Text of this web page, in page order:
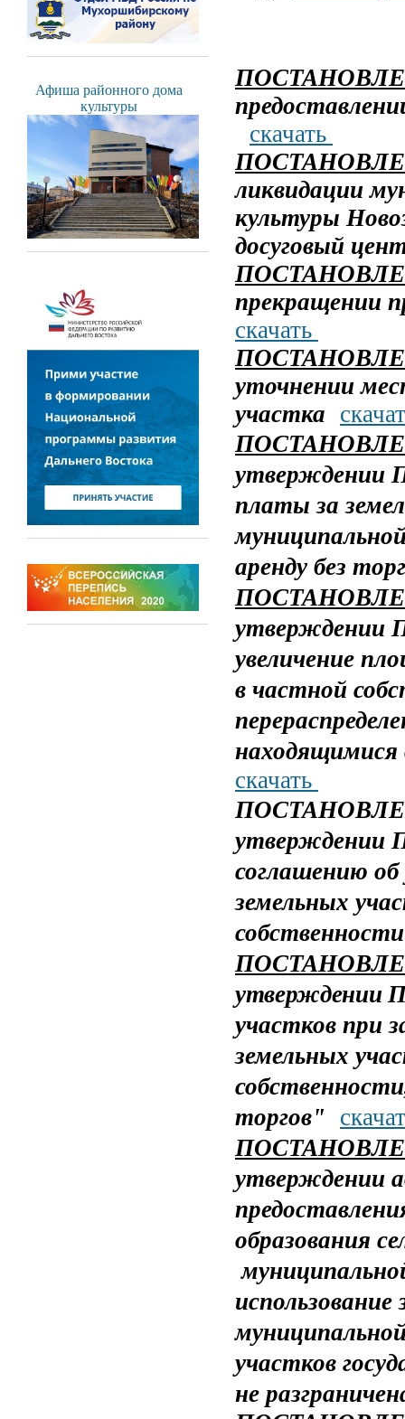
Афиша районного дома
культуры
скачать
ликвидации
культуры
досуговый
прекращении
скачать
уточнении
участка
утверждении
платы за
аренду без
утверждении
увеличение
в частной
находящимися
скачать
утверждении
соглашению
земельных
утверждении
участков при
земельных
торгов"
утверждении
образования
участков
не